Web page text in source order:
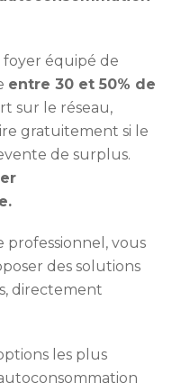
foyer équipé de
entre 30 et 50% de
sur le réseau,
gratuitement si le
de surplus.
professionnel, vous
des solutions
directement
les plus